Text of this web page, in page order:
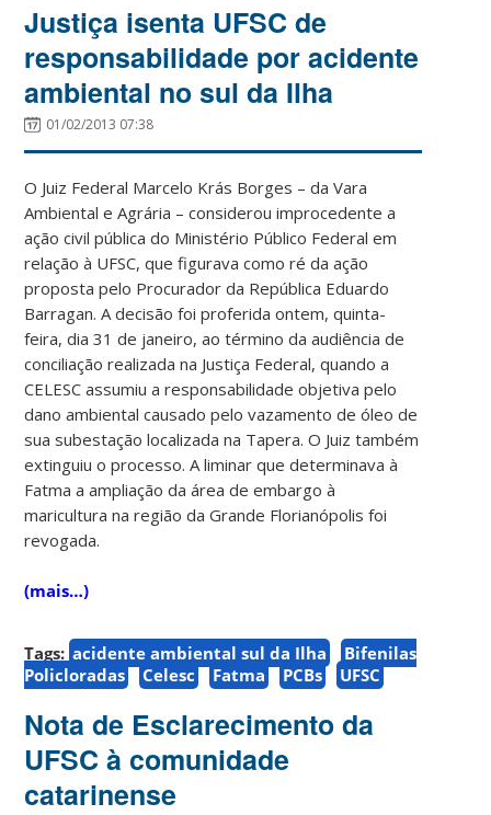
Justiça isenta UFSC de
responsabilidade por acidente
ambiental no sul da Ilha
01/02/2013 07:38
O Juiz Federal Marcelo Krás Borges – da Vara
Ambiental e Agrária – considerou improcedente a
ação civil pública do Ministério Público Federal em
relação à UFSC, que figurava como ré da ação
proposta pelo Procurador da República Eduardo
Barragan. A decisão foi proferida ontem, quinta-
feira, dia 31 de janeiro, ao término da audiência de
conciliação realizada na Justiça Federal, quando a
CELESC assumiu a responsabilidade objetiva pelo
dano ambiental causado pelo vazamento de óleo de
sua subestação localizada na Tapera. O Juiz também
extinguiu o processo. A liminar que determinava à
Fatma a ampliação da área de embargo à
maricultura na região da Grande Florianópolis foi
revogada.
(mais…)
Tags: acidente ambiental sul da Ilha
Bifenilas
Policloradas
Celesc Fatma PCBs UFSC
Nota de Esclarecimento da
UFSC à comunidade
catarinense